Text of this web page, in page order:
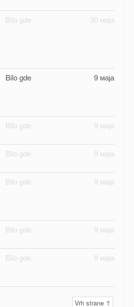
Bilo gde 30 маја
Bilo gde 9 маја
Bilo gde 9 маја
Bilo gde 9 маја
Bilo gde 9 маја
Bilo gde 9 маја
Bilo gde 9 маја
Vrh strane ↑